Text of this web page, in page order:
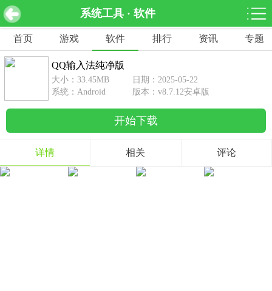
系统工具 · 软件
网游分类 软件分类
休闲益智
462款游戏
赛车竞速
122款游戏
43款游戏
1642款游戏
动作射击
351款游戏
69款游戏
经营养成
策略塔防
冒险解谜
首页 游戏 软件 排行 资讯 专题
QQ输入法纯净版 v8.7.12安卓版 下载
QQ输入法纯净版
大小：33.45MB
日期：2025-05-22
系统：Android
版本：v8.7.12安卓版
开始下载
详情 相关 评论